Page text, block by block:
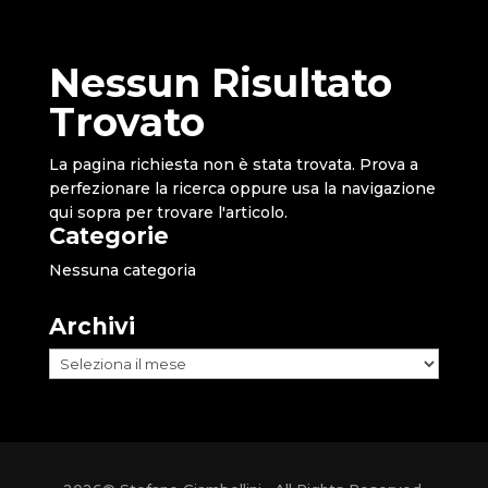
Nessun Risultato
Trovato
La pagina richiesta non è stata trovata. Prova a
perfezionare la ricerca oppure usa la navigazione
qui sopra per trovare l'articolo.
Categorie
Nessuna categoria
Archivi
Archivi